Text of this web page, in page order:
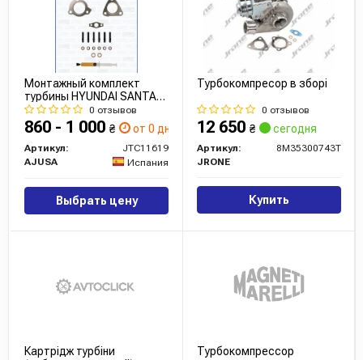
Монтажный комплект
турбины HYUNDAI SANTA
FE II 2.2d (JTC11619) Ajusa
0 отзывов
860 - 1 000 ₴ от 0 дн.
Артикул:
JTC11619
AJUSA
Испания
Выбрать цену
Турбокомпресор в зборі
0 отзывов
12 650 ₴ сегодня
Артикул:
8M35300743T
JRONE
Купить
Картрідж турбіни
Турбокомпрессор